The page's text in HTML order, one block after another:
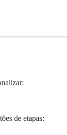
de etapas: